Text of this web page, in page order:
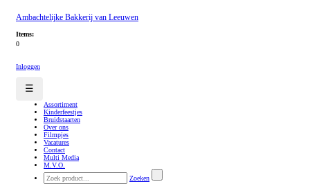
Ambachtelijke Bakkerij van Leeuwen
Items:
0
Inloggen
☰
Assortiment
Kinderfeestjes
Bruidstaarten
Over ons
Filmpjes
Vacatures
Contact
Multi Media
M.V.O.
Zoeken